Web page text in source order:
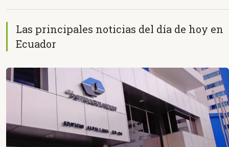
Las principales noticias del día de hoy en
Ecuador